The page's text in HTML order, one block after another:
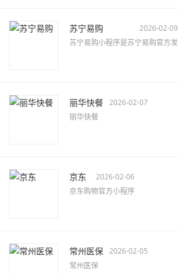
苏宁易购
2026-02-09
苏宁易购小程序是苏宁易购官方发
丽华快餐 2026-02-07
丽华快餐
京东
2026-02-06
京东购物官方小程序
常州医保 2026-02-05
常州医保